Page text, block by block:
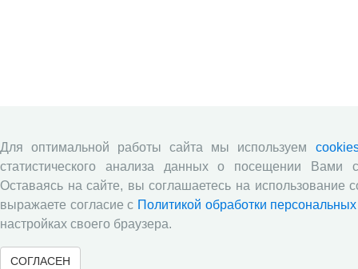
Для оптимальной работы сайта мы используем
статистического анализа данных о посещении Вами
Оставаясь на сайте, вы соглашаетесь на использование
выражаете согласие с Политикой обработки
настройках своего браузера.
СОГЛАСЕН